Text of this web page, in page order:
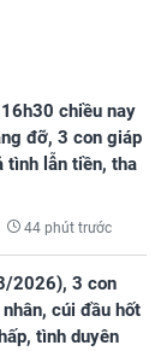
chiều nay
đỡ, 3 con giáp
tình lẫn tiền, tha
44 phút trước
2026), 3 con
cúi đầu hốt
tình duyên